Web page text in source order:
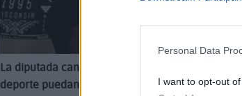
Personal Data
I want to opt-out
La diputada canaria remarca que hay que
deporte puedan tener las mismas oportunidades